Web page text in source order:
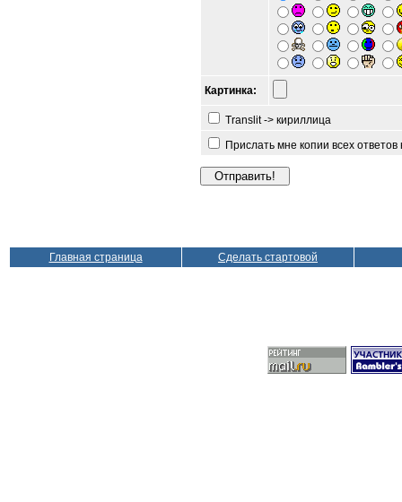
Картинка:
Translit -> кириллица
Прислать мне копии всех
Главная страница Сделать стартовой